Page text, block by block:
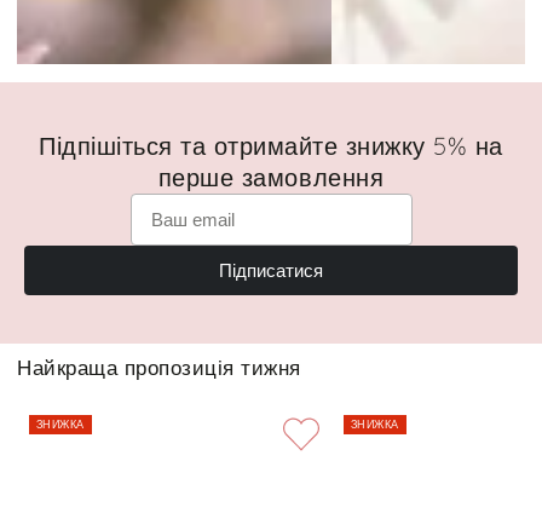
Підпішіться та отримайте знижку 5% на
перше замовлення
Підписатися
Найкраща пропозиція тижня
ЗНИЖКА ЗНИЖКА